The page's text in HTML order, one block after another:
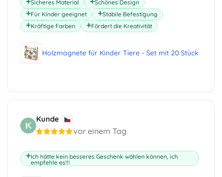
Sicheres Material
Schönes Design
Für Kinder geeignet
Stabile Befestigung
Kräftige Farben
Fördert die Kreativität
Holzmagnete für Kinder Tiere - Set mit 20 Stück
K
Kunde
vor einem Tag
Ich hätte kein besseres Geschenk wählen können, ich
empfehle es!!!